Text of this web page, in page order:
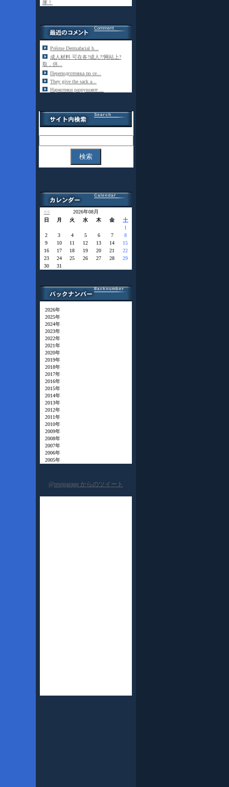
庫！
Préime Dermafacial h...
成人材料 可在各?成人??网站上?
取，供...
Переподготовка по се...
They give the sack a...
Наркотики разрушают ...
<<
2026年08月
日
月 火 水 木 金 土
1
2
3 4 5 6 7
8
9
10 11 12 13 14
15
16
17 18 19 20 21
22
23
24 25 26 27 28
29
30
31
2026年
2025年
2024年
2023年
2022年
2021年
2020年
2019年
2018年
2017年
2016年
2015年
2014年
2013年
2012年
2011年
2010年
2009年
2008年
2007年
2006年
2005年
@restgarage からのツイート